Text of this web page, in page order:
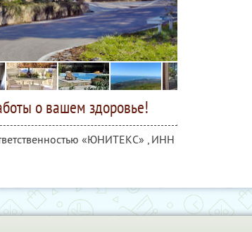
о вашем здоровье!
«ЮНИТЕКС» , ИНН